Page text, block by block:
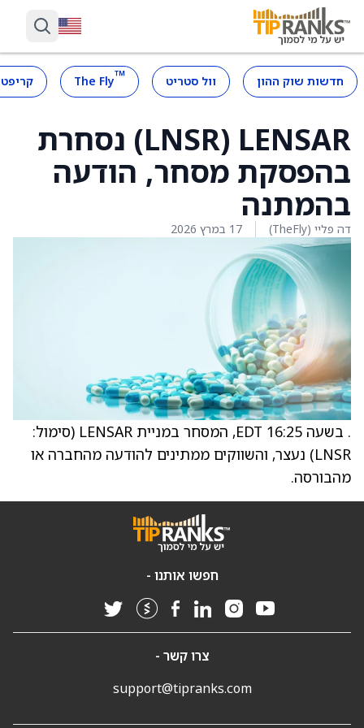
חדשות שוק ההון וול סטריט ™
The Fly
LENSAR ‏(LNSR) ‏נסחרת
בהפסקת מסחר, הודעה
בהמתנה
דה פליי (TheFly) 17 במרץ 2026
. בשעה 16:25 EDT, המסחר במניית LENSAR ‏(סימול:
LNSR) נעצר, והשווקים ממתינים להודעה מהחברה או
מהבורסה.
חפשו אותנו -
צרו קשר -
support@tipranks.com